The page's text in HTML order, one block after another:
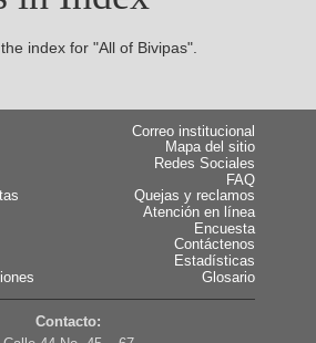
index for "All of Bivipas".
Correo institucional
Mapa del sitio
Redes Sociales
FAQ
Quejas y reclamos
Atención en línea
Encuesta
Contáctenos
Estadísticas
Glosario
Contacto: